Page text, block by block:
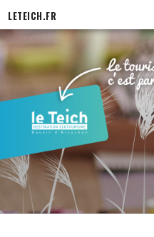
LETEICH.FR